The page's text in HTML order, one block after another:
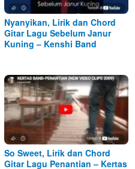
Nyanyikan, Lirik dan Chord
Gitar Lagu Sebelum Janur
Kuning – Kenshi Band
So Sweet, Lirik dan Chord
Gitar Lagu Penantian – Kertas